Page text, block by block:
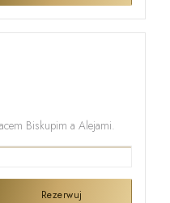
Biskupim a Alejami.
Rezerwuj